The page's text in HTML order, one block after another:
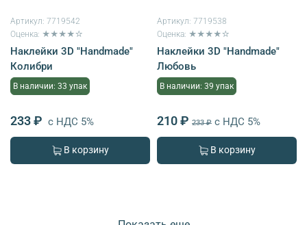
Артикул: 7719542
Оценка: ★★★★☆
Наклейки 3D "Handmade"
Колибри
В наличии: 33 упак
233 ₽ с НДС 5%
В корзину
Артикул: 7719538
Оценка: ★★★★☆
Наклейки 3D "Handmade"
Любовь
В наличии: 39 упак
210 ₽ 233 ₽ с НДС 5%
В корзину